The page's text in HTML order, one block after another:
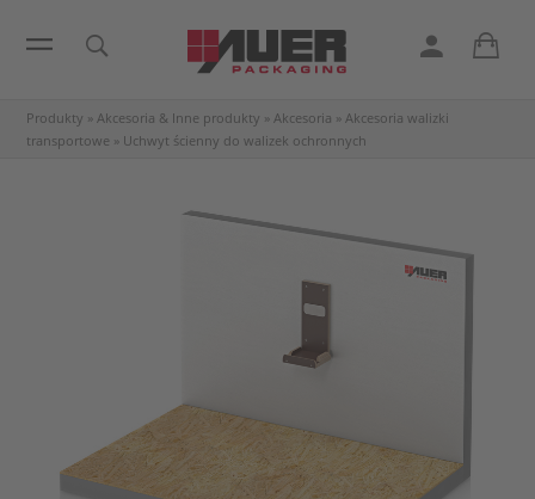
Produkty » Akcesoria & Inne produkty » Akcesoria » Akcesoria walizki
transportowe » Uchwyt ścienny do walizek ochronnych